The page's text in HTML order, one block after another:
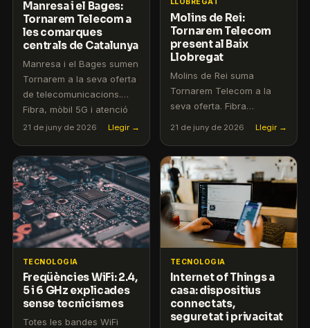
Manresa i el Bages:
Tornarem Telecom a
les comarques
centrals de Catalunya
Manresa i el Bages sumen
Tornarem a la seva oferta
de telecomunicacions.
Fibra, mòbil 5G i atenció
local en català, sense
petita.
21 de juny de 2026 Llegir →
LLOBREGAT
Molins de Rei:
Tornarem Telecom
present al Baix
Llobregat
Molins de Rei suma
Tornarem Telecom a la
seva oferta. Fibra
per a veïns i empreses del
Baix Llobregat.
21 de juny de 2026 Llegir →
TECNOLOGIA
Freqüències WiFi: 2.4,
5 i 6 GHz explicades
sense tecnicismes
Totes les bandes WiFi
TECNOLOGIA
Internet of Things a
casa: dispositius
connectats,
seguretat i privacitat